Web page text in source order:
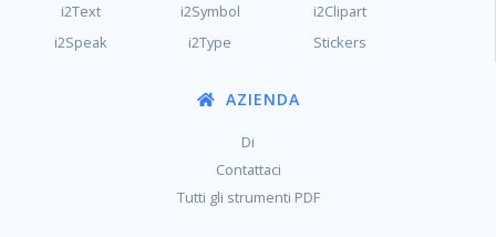
i2Text
i2Symbol
i2Clipart
i2Speak
i2Type Stickers
AZIENDA
Di
Contattaci
Tutti gli strumenti PDF